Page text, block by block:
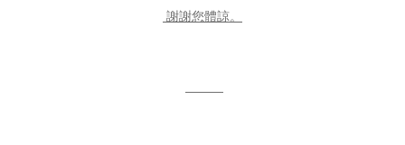
謝謝您體諒。
———